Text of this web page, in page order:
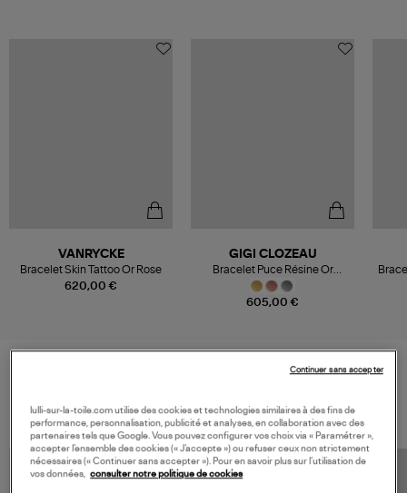
620,00 €
VANRYCKE
Bracelet Skin Tattoo Or Rose
605,00 €
GIGI CLOZEAU
Bracelet Puce Résine Or
Diamants
lulli-sur-la-toile.com utilise des cookies et technologies similaires à des fins de
performance, personnalisation, publicité et analyses, en collaboration avec des
partenaires tels que Google. Vous pouvez configurer vos choix via « Paramétrer »,
accepter l’ensemble des cookies (« J’accepte ») ou refuser ceux non strictement
nécessaires (« Continuer sans accepter »). Pour en savoir plus sur l’utilisation de
vos données, consulter notre politique de cookies
Continuer sans accepter